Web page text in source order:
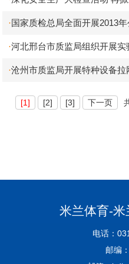
·国家质检总局全面开展2013
·河北邢台市质监局组织开展
·沧州市质监局开展特种设备拉
[1] [2] [3] 下一页
米兰体育-
电话：
邮编